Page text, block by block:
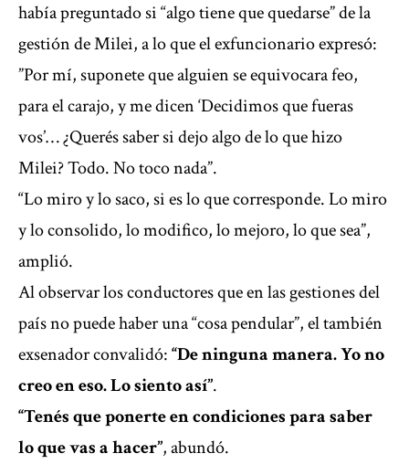
había preguntado si “algo tiene que quedarse” de la
gestión de Milei, a lo que el exfuncionario expresó:
”Por mí, suponete que alguien se equivocara feo,
para el carajo, y me dicen ‘Decidimos que fueras
vos’… ¿Querés saber si dejo algo de lo que hizo
Milei? Todo. No toco nada”.
“Lo miro y lo saco, si es lo que corresponde. Lo miro
y lo consolido, lo modifico, lo mejoro, lo que sea”,
amplió.
Al observar los conductores que en las gestiones del
país no puede haber una “cosa pendular”, el también
exsenador convalidó:“De ninguna manera. Yo no
creo en eso. Lo siento así”.
“Tenés que ponerte en condiciones para saber
lo que vas a hacer”, abundó.